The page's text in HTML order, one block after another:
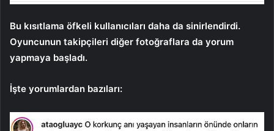
Bu kısıtlama öfkeli kullanıcıları daha da sinirlendirdi.
Oyuncunun takipçileri diğer fotoğraflara da yorum
yapmaya başladı.
İşte yorumlardan bazıları: